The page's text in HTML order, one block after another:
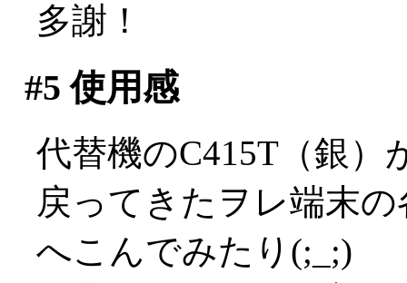
多謝！
#5 使用感
代替機のC415T（銀）
戻ってきたヲレ端末
へこんでみたり(;_;)